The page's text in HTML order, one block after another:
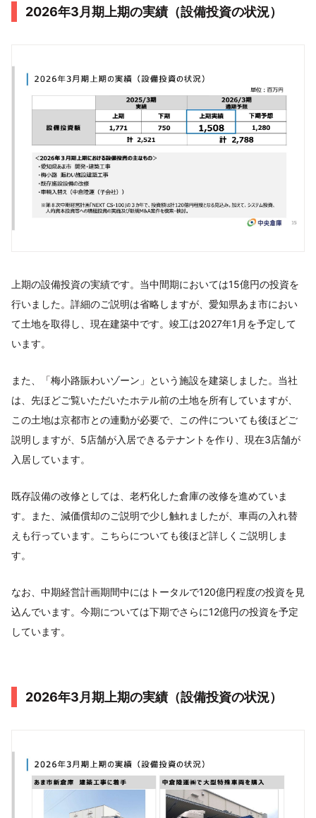
2026年3月期上期の実績（設備投資の状況）
上期の設備投資の実績です。当中間期においては15億円の投資を
行いました。詳細のご説明は省略しますが、愛知県あま市におい
て土地を取得し、現在建築中です。竣工は2027年1月を予定して
います。
また、「梅小路賑わいゾーン」という施設を建築しました。当社
は、先ほどご覧いただいたホテル前の土地を所有していますが、
この土地は京都市との連動が必要で、この件についても後ほどご
説明しますが、5店舗が入居できるテナントを作り、現在3店舗が
入居しています。
既存設備の改修としては、老朽化した倉庫の改修を進めていま
す。また、減価償却のご説明で少し触れましたが、車両の入れ替
えも行っています。こちらについても後ほど詳しくご説明しま
す。
なお、中期経営計画期間中にはトータルで120億円程度の投資を見
込んでいます。今期については下期でさらに12億円の投資を予定
しています。
2026年3月期上期の実績（設備投資の状況）